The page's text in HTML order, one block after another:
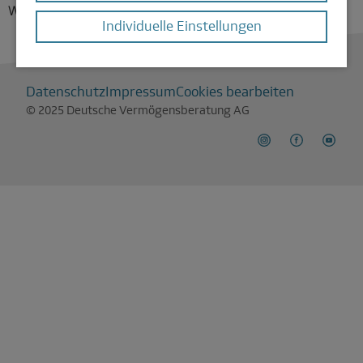
Individuelle Einstellungen
Wünsche bleiben.
DatenschutzImpressumCookies bearbeiten
© 2025 Deutsche Vermögensberatung AG